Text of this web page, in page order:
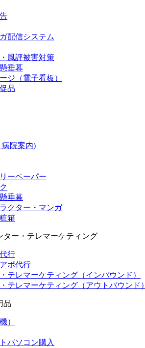
配信システム
風評被害対策
垂幕
ジ（電子看板）
品
院案内)
ーペーパー
垂幕
クター・マンガ
箱
ター・テレマーケティング
行
ポ代行
テレマーケティング（インバウンド）
テレマーケティング（アウトバウンド）
品
）
パソコン購入